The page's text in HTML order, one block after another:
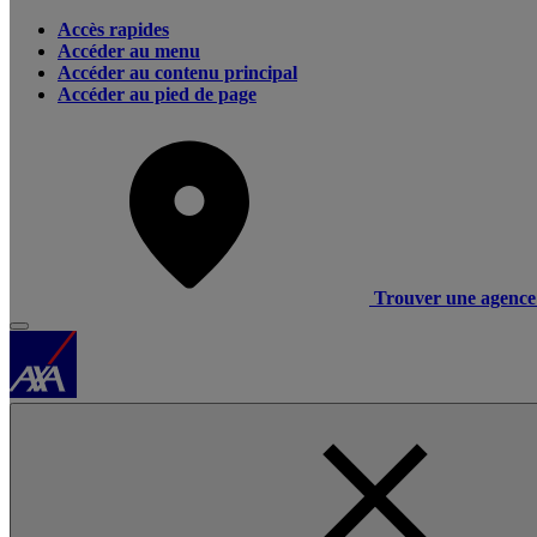
Accès rapides
Accéder au menu
Accéder au contenu principal
Accéder au pied de page
Trouver une agence